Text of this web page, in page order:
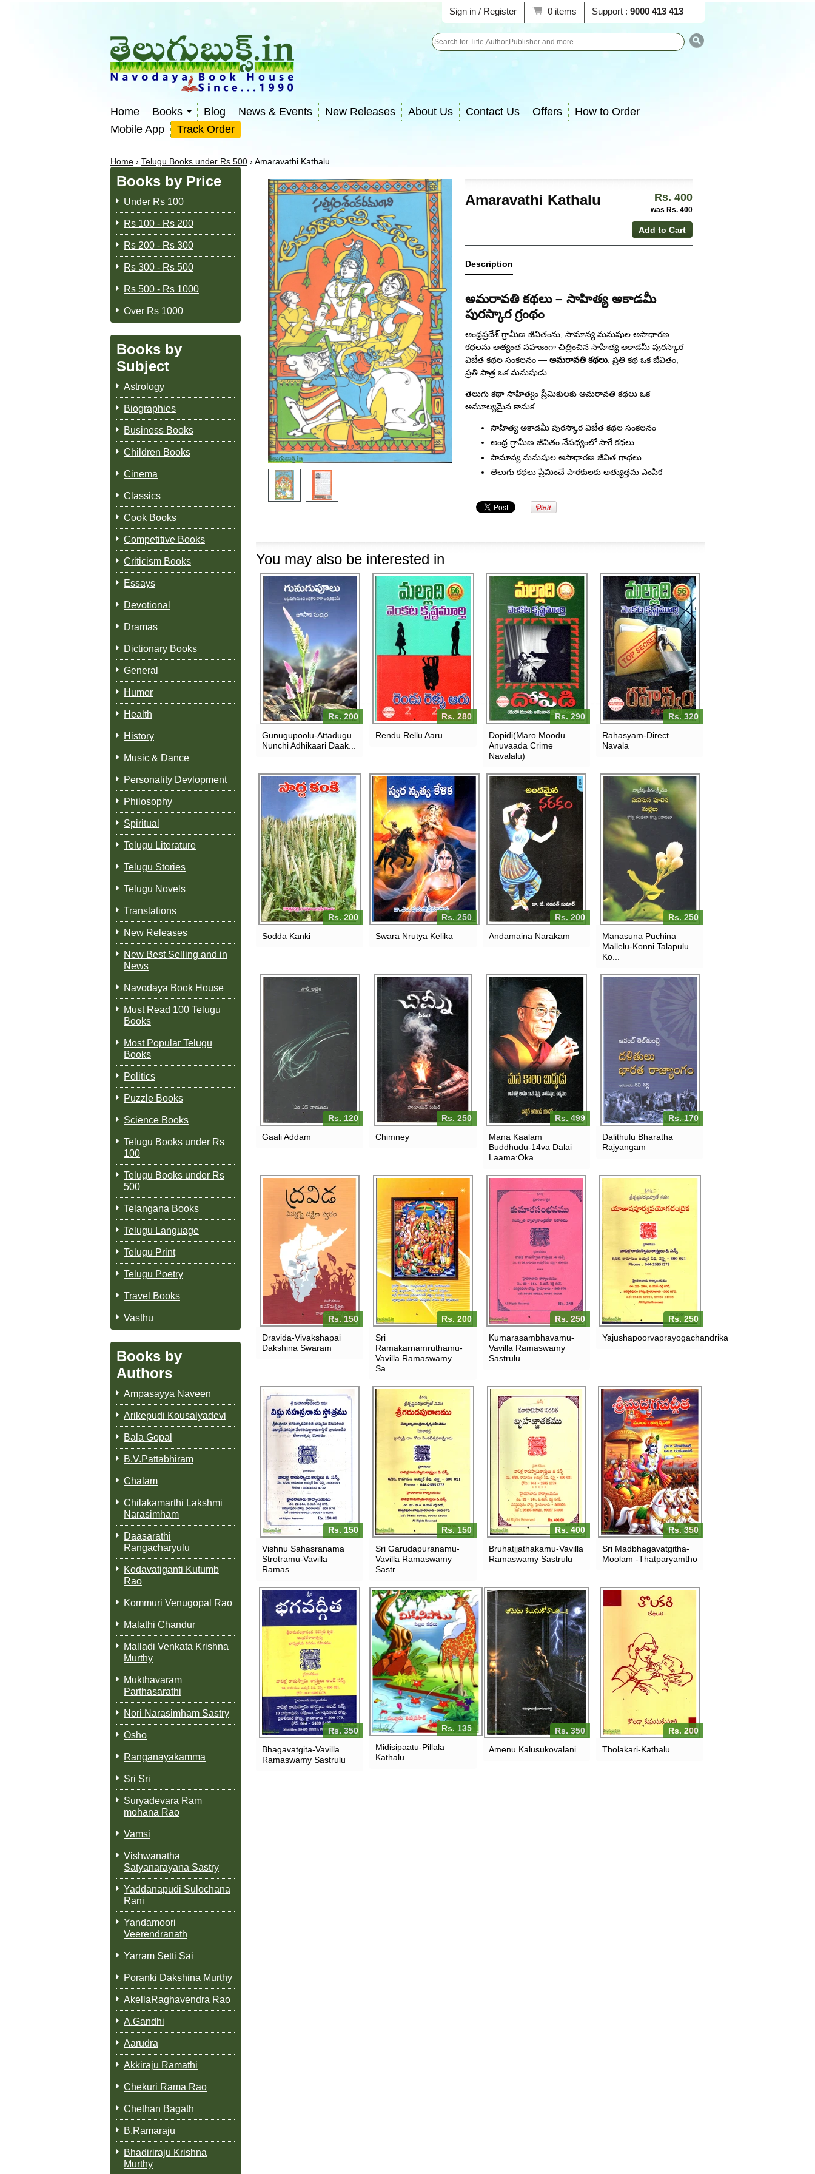
Search
Home Books Blog News & Events New Releases About Us Contact Us Offers
How to Order
Mobile App
Track Order
Sign in / Register 0 items Support : 9000 413 413
Home › Telugu Books under Rs 500 › Amaravathi Kathalu
Amaravathi Kathalu Rs. 400
was Rs. 400
Description
అమరావతి కథలు – సాహిత్య అకాడమీ
పురస్కార గ్రంథం
ఆంధ్రప్రదేశ్ గ్రామీణ జీవితంను, సామాన్య మనుషుల అసాధారణ
కథలను అత్యంత సహజంగా చిత్రించిన సాహిత్య అకాడమీ పురస్కార
విజేత కథల సంకలనం — అమరావతి కథలు . ప్రతి కథ ఒక జీవితం,
ప్రతి పాత్ర ఒక మనుషుడు.
తెలుగు కథా సాహిత్యం ప్రేమికులకు అమరావతి కథలు ఒక
అమూల్యమైన కానుక.
సాహిత్య అకాడమీ పురస్కార విజేత కథల సంకలనం
ఆంధ్ర గ్రామీణ జీవితం నేపథ్యంలో సాగే కథలు
సామాన్య మనుషుల అసాధారణ జీవిత గాథలు
తెలుగు కథలు ప్రేమించే పాఠకులకు అత్యుత్తమ ఎంపిక
You may also be interested in
Rs. 200
Gunugupoolu-Attadugu
Nunchi Adhikaari Daak...
Rs. 280
Rendu Rellu Aaru
Rs. 290
Dopidi(Maro Moodu
Anuvaada Crime
Navalalu)
Rs. 320
Rahasyam-Direct
Navala
Rs. 200
Sodda Kanki
Rs. 250
Swara Nrutya Kelika
Rs. 200
Andamaina Narakam
Rs. 250
Manasuna Puchina
Mallelu-Konni Talapulu
Ko...
Rs. 120
Gaali Addam
Rs. 250
Chimney
Rs. 499
Mana Kaalam
Buddhudu-14va Dalai
Laama:Oka ...
Rs. 170
Dalithulu Bharatha
Rajyangam
Rs. 150
Dravida-Vivakshapai
Dakshina Swaram
Rs. 200
Sri
Ramakarnamruthamu-
Vavilla Ramaswamy
Sa...
Rs. 250
Kumarasambhavamu-
Vavilla Ramaswamy
Sastrulu
Rs. 250
Yajushapoorvaprayogachandrika
Rs. 150
Vishnu Sahasranama
Strotramu-Vavilla
Ramas...
Rs. 150
Sri Garudapuranamu-
Vavilla Ramaswamy
Sastr...
Rs. 400
Bruhatjjathakamu-Vavilla
Ramaswamy Sastrulu
Rs. 350
Sri Madbhagavatgitha-
Moolam -Thatparyamtho
Rs. 350
Bhagavatgita-Vavilla
Ramaswamy Sastrulu
Rs. 135
Midisipaatu-Pillala
Kathalu
Rs. 350
Amenu Kalusukovalani
Rs. 200
Tholakari-Kathalu
Books by Price
Under Rs 100
Rs 100 - Rs 200
Rs 200 - Rs 300
Rs 300 - Rs 500
Rs 500 - Rs 1000
Over Rs 1000
Books by
Subject
Astrology
Biographies
Business Books
Children Books
Cinema
Classics
Cook Books
Competitive Books
Criticism Books
Essays
Devotional
Dramas
Dictionary Books
General
Humor
Health
History
Music & Dance
Personality Devlopment
Philosophy
Spiritual
Telugu Literature
Telugu Stories
Telugu Novels
Translations
New Releases
New Best Selling and in
News
Navodaya Book House
Must Read 100 Telugu
Books
Most Popular Telugu
Books
Politics
Puzzle Books
Science Books
Telugu Books under Rs
100
Telugu Books under Rs
500
Telangana Books
Telugu Language
Telugu Print
Telugu Poetry
Travel Books
Vasthu
Books by
Authors
Ampasayya Naveen
Arikepudi Kousalyadevi
Bala Gopal
B.V.Pattabhiram
Chalam
Chilakamarthi Lakshmi
Narasimham
Daasarathi
Rangacharyulu
Kodavatiganti Kutumb
Rao
Kommuri Venugopal Rao
Malathi Chandur
Malladi Venkata Krishna
Murthy
Mukthavaram
Parthasarathi
Nori Narasimham Sastry
Osho
Ranganayakamma
Sri Sri
Suryadevara Ram
mohana Rao
Vamsi
Vishwanatha
Satyanarayana Sastry
Yaddanapudi Sulochana
Rani
Yandamoori
Veerendranath
Yarram Setti Sai
Poranki Dakshina Murthy
AkellaRaghavendra Rao
A.Gandhi
Aarudra
Akkiraju Ramathi
Chekuri Rama Rao
Chethan Bagath
B.Ramaraju
Bhadiriraju Krishna
Murthy